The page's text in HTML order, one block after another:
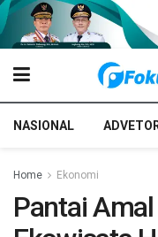
NASIONAL
Home Ekonomi
Pantai